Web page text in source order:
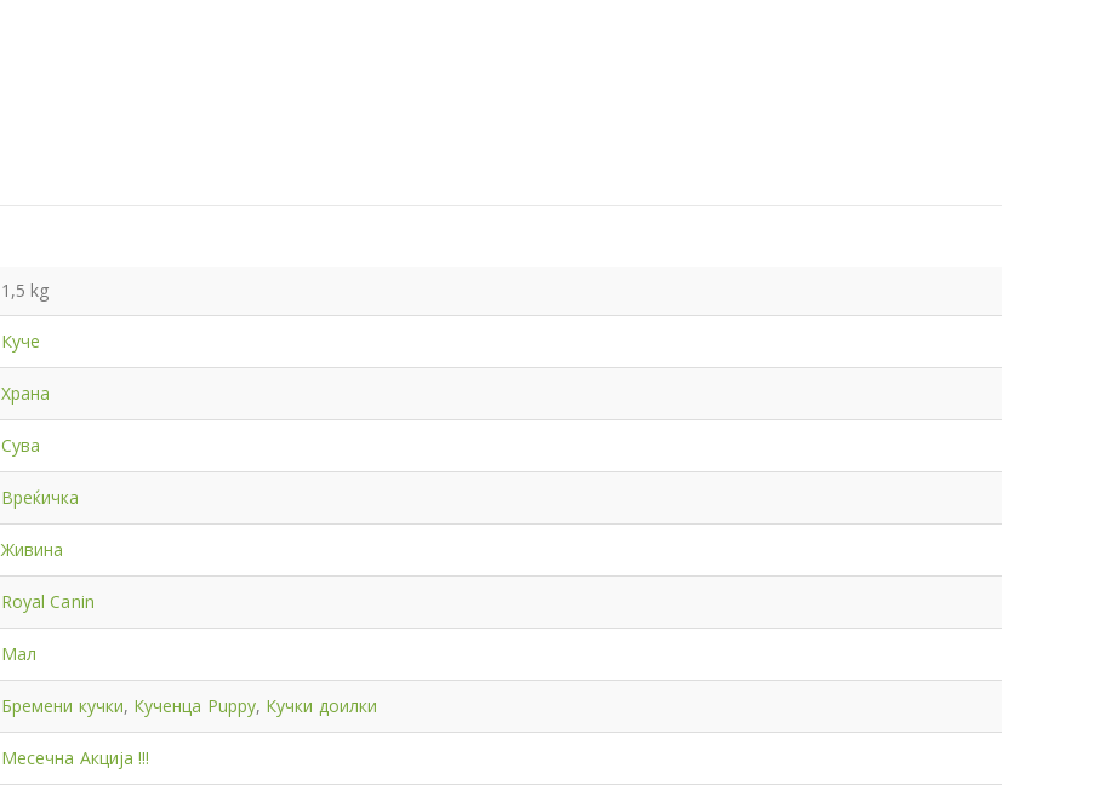
1,5 kg
Куче
Храна
Сува
Вреќичка
Живина
Royal Canin
Мал
Бремени кучки, Кученца Puppy, Кучки доилки
Месечна Акција !!!